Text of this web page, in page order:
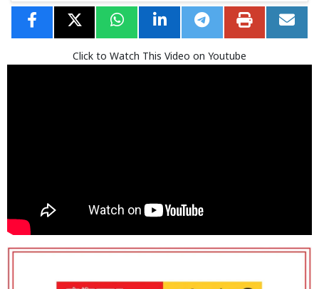
Click to Watch This Video on Youtube